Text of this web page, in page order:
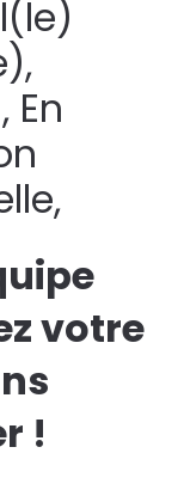
En
votre
!